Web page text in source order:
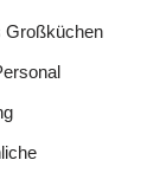
Großküchen